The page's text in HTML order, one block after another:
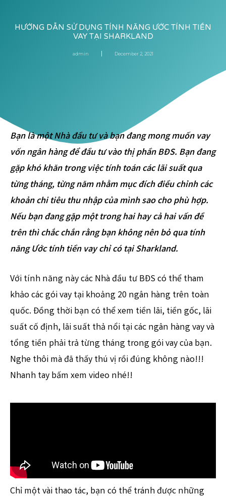
HƯỚNG DẪN SỬ DỤNG TÍNH NĂNG ƯỚC TÍNH TIỀN
VAY TẠI SHARKLAND
admin December 2, 2021
Bạn là một Nhà đầu tư và bạn đang mong muốn vay
vốn ngân hàng để đầu tư vào thị phần BĐS. Bạn đang
gặp khó khăn trong việc tính toán các lãi suất qua
từng tháng, từng năm nhằm mục đích điều chỉnh các
khoản chi tiêu thu nhập của mình sao cho phù hợp.
Nếu bạn đang gặp một trong hai hay cả hai vấn đề
trên thì chắc chắn rằng bạn không nên bỏ qua tính
năng Ước tính tiền vay chỉ có tại Sharkland.
Với tính năng này các Nhà đầu tư BĐS có thể tham
khảo các gói vay tại khoảng 20 ngân hàng trên toàn
quốc. Đồng thời bạn có thể xem tiền lãi, tiền gốc, lãi
suất cố định, lãi suất thả nổi tại các ngân hàng vay và
tổng tiền phải trả từng tháng trong gói vay của bạn.
Nghe thôi mà đã thấy thú vị rồi đúng không nào!!!
Nhanh tay bấm xem video nhé!!
Chỉ một vài thao tác, bạn có thể tránh được những